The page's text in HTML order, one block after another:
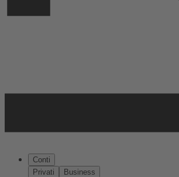
Conti
Privati
Business